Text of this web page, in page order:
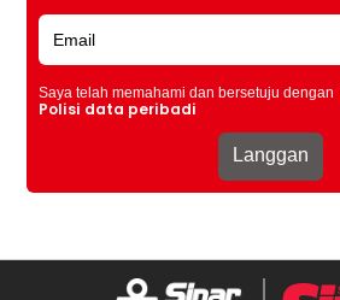
Saya telah memahami dan bersetuju dengan
Polisi data peribadi